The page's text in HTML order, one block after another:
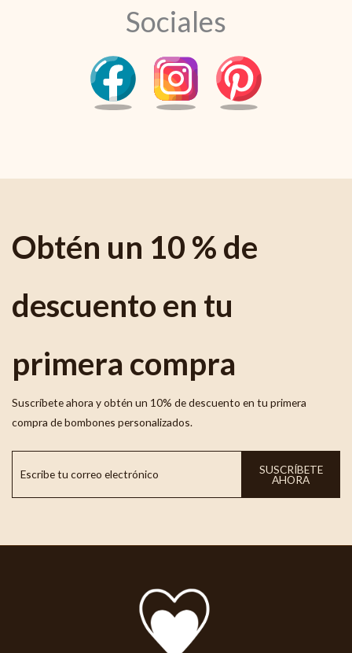
Sociales
Obtén un 10 % de
descuento en tu
primera compra
Suscríbete ahora y obtén un 10% de descuento en tu primera
compra de bombones personalizados.
SUSCRÍBETE
AHORA